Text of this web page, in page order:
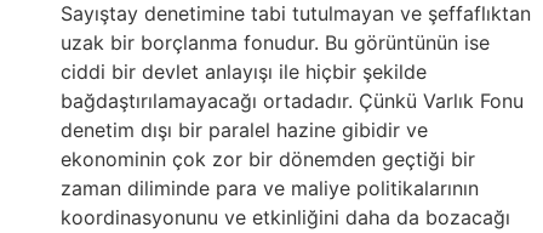
Sayıştay denetimine tabi tutulmayan ve şeffaflıktan
uzak bir borçlanma fonudur. Bu görüntünün ise
ciddi bir devlet anlayışı ile hiçbir şekilde
bağdaştırılamayacağı ortadadır. Çünkü Varlık Fonu
denetim dışı bir paralel hazine gibidir ve
ekonominin çok zor bir dönemden geçtiği bir
zaman diliminde para ve maliye politikalarının
koordinasyonunu ve etkinliğini daha da bozacağı